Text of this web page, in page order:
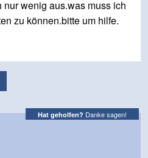
wenig aus.was muss ich
zu können.bitte um hilfe.
Hat geholfen? Danke sagen!